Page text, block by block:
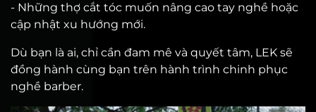
- Những thợ cắt tóc muốn nâng cao tay nghề hoặc
cập nhật xu hướng mới.
Dù bạn là ai, chỉ cần đam mê và quyết tâm, LEK sẽ
đồng hành cùng bạn trên hành trình chinh phục
nghề barber.